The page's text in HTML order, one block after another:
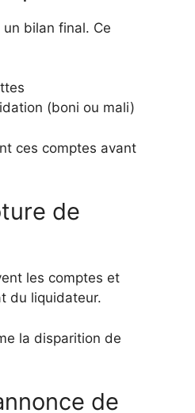
bilan final. Ce
(boni ou mali)
ces comptes avant
de
les comptes et
du liquidateur.
la disparition de
de